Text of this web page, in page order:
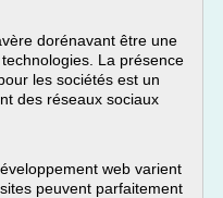
dorénavant être une
La présence
les sociétés est un
des réseaux sociaux
web varient
peuvent parfaitement